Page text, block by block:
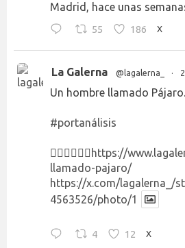
Madrid, hace unas
55 186 X
La Galerna @lagalerna_ ·
Un hombre llamado Pájaro.
#portanálisis
👉🏻👉🏻👉🏻 https://
llamado-pajaro/
https://x.com/lagalerna_/
4563526/photo/1
4 12 X